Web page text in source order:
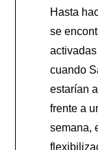
Hasta
se
cuando
estarían
frente a
semana,